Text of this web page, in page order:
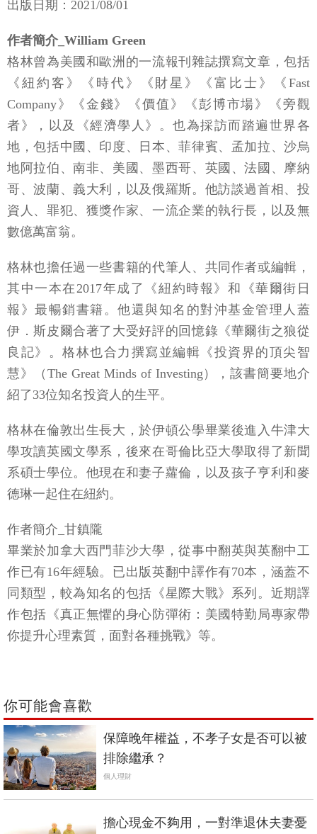
出版日期：2021/08/01
作者簡介_William Green
格林曾為美國和歐洲的一流報刊雜誌撰寫文章，包括
《紐約客》《時代》《財星》《富比士》《Fast
Company》《金錢》《價值》《彭博市場》《旁觀
者》，以及《經濟學人》。也為採訪而踏遍世界各
地，包括中國、印度、日本、菲律賓、孟加拉、沙烏
地阿拉伯、南非、美國、墨西哥、英國、法國、摩納
哥、波蘭、義大利，以及俄羅斯。他訪談過首相、投
資人、罪犯、獲獎作家、一流企業的執行長，以及無
數億萬富翁。
格林也擔任過一些書籍的代筆人、共同作者或編輯，
其中一本在2017年成了《紐約時報》和《華爾街日
報》最暢銷書籍。他還與知名的對沖基金管理人蓋
伊．斯皮爾合著了大受好評的回憶錄《華爾街之狼從
良記》。格林也合力撰寫並編輯《投資界的頂尖智
慧》（The Great Minds of Investing），該書簡要地介
紹了33位知名投資人的生平。
格林在倫敦出生長大，於伊頓公學畢業後進入牛津大
學攻讀英國文學系，後來在哥倫比亞大學取得了新聞
系碩士學位。他現在和妻子蘿倫，以及孩子亨利和麥
德琳一起住在紐約。
作者簡介_甘鎮隴
畢業於加拿大西門菲沙大學，從事中翻英與英翻中工
作已有16年經驗。已出版英翻中譯作有70本，涵蓋不
同類型，較為知名的包括《星際大戰》系列。近期譯
作包括《真正無懼的身心防彈術：美國特勤局專家帶
你提升心理素質，面對各種挑戰》等。
你可能會喜歡
保障晚年權益，不孝子女是否可以被
排除繼承？
個人理財
擔心現金不夠用，一對準退休夫妻憂